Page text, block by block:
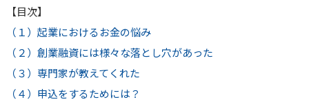
【目次】
（１）起業におけるお金の悩み
（２）創業融資には様々な落とし穴があった
（３）専門家が教えてくれた
（４）申込をするためには？